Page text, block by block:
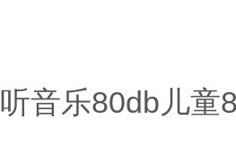
听音乐80db儿童